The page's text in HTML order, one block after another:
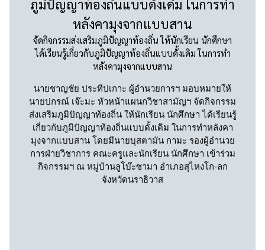
ภูมิปัญญาท้องถิ่นแบบดั้งเดิม ในการทำ
หลังคามุงจากแบบสาน
จัดกิจกรรมส่งเสริมภูมิปัญญาท้องถิ่น ให้นักเรียน นักศึกษา
ได้เรียนรู้เกี่ยวกับภูมิปัญญาท้องถิ่นแบบดั้งเดิม ในการทำ
หลังคามุงจากแบบสาน
นายชาญชัย ประทีปเกาะ ผู้อำนวยการฯ มอบหมายให้
นายปกรณ์ เจ๊ะมะ หัวหน้าแผนกวิชาสามัญฯ จัดกิจกรรม
ส่งเสริมภูมิปัญญาท้องถิ่น ให้นักเรียน นักศึกษา ได้เรียนรู้
เกี่ยวกับภูมิปัญญาท้องถิ่นแบบดั้งเดิม ในการทำหลังคา
มุงจากแบบสาน โดยมีนายบุสตามัน กามะ รองผู้อำนวย
การฝ่ายวิชาการ คณะครูและนักเรียน นักศึกษา เข้าร่วม
กิจกรรมฯ ณ หมู่บ้านลูโบ๊ะซามา อำเภอสุไหงโก-ลก
จังหวัดนราธิวาส